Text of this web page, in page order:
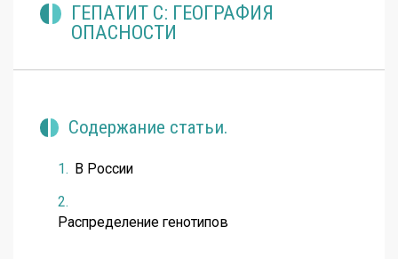
ГЕПАТИТ С: ГЕОГРАФИЯ
ОПАСНОСТИ
Содержание статьи.
В России
Распределение генотипов